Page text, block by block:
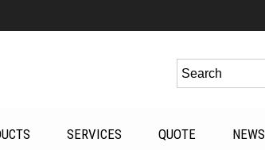
SERVICES QUOTE NEWS